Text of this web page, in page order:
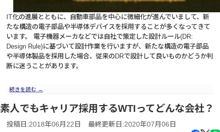
IT化の進展とともに、自動車部品を中心に微細化が進んでいまして、新
たな構造の電子部品や半導体デバイスを採用することが多くなってきて
います。 電子機器メーカなどでは自社で策定した設計ルール(DR:
Design Rule)に基づいて設計作業を行いますが、新たな構造の電子部品
や半導体製品を採用した場合、従来のDRで設計して良いものかどうか判
断に迷うことがあります。
続きを読む →
素人でもキャリア採用するWTIってどんな会社？
投稿日:2018年06月22日 最終更新日:2020年07月06日